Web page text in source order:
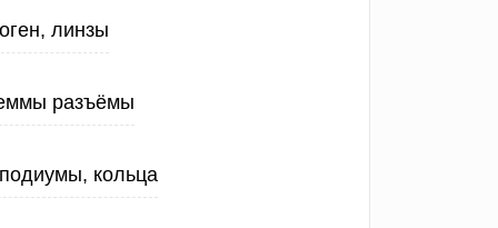
линзы
разъёмы
кольца